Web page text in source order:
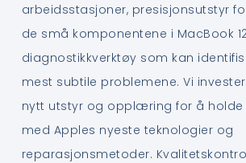
arbeidsstasjoner, presisjonsutstyr
de små komponentene i MacBook
diagnostikkverktøy som kan
mest subtile problemene. Vi
nytt utstyr og opplæring for å
med Apples nyeste teknologier og
reparasjonsmetoder.